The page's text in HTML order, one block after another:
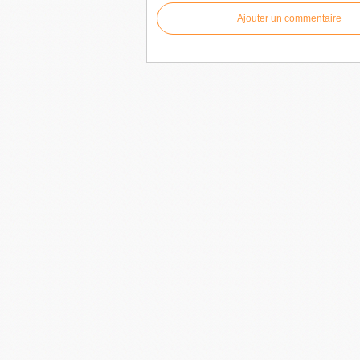
Ajouter un commentaire